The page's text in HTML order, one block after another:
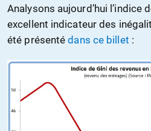
Analysons aujourd’hui l’indice
excellent indicateur des
été présentédans ce billet :